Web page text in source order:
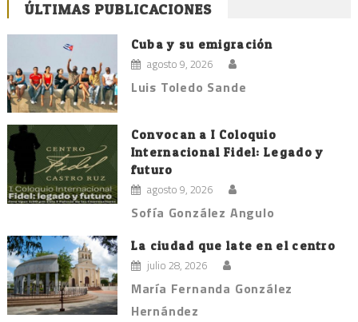
ÚLTIMAS PUBLICACIONES
Cuba y su emigración
agosto 9, 2026
Luis Toledo Sande
Convocan a I Coloquio
Internacional Fidel: Legado y
futuro
agosto 9, 2026
Sofía González Angulo
La ciudad que late en el centro
julio 28, 2026
María Fernanda González
Hernández